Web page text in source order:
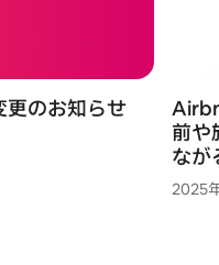
のお知らせ
前や
なが
2025